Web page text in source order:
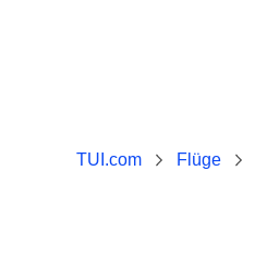
TUI.com Flüge